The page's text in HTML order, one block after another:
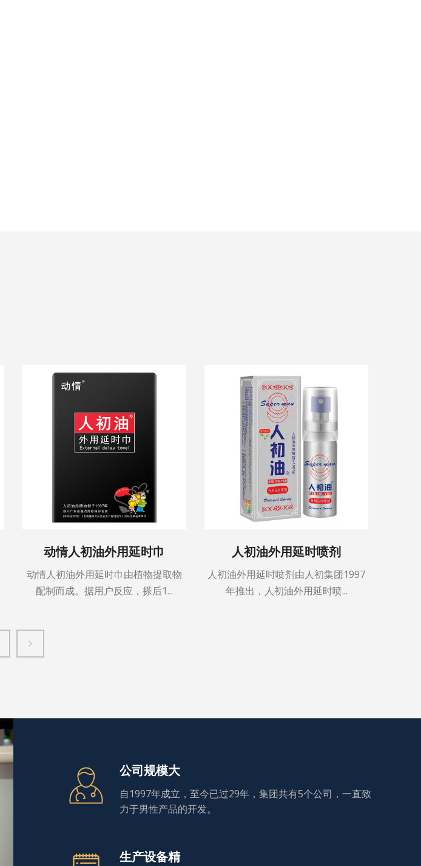
动情人初油外用延时巾
动情人初油外用延时巾由植物提取物
配制而成。据用户反应，搽后1...
人初油外用延时喷剂
人初油外用延时喷剂由人初集团1997
年推出，人初油外用延时喷...
公司规模大
自1997年成立，至今已过29年，集团共有5个公司，一直致
力于男性产品的开发。
生产设备精